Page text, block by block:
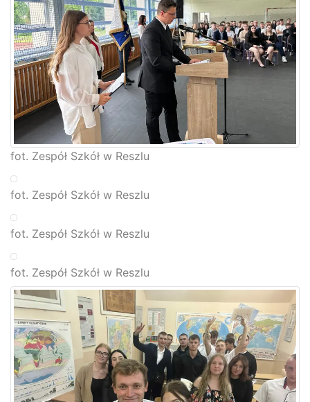
fot. Zespół Szkół w Reszlu
fot. Zespół Szkół w Reszlu
fot. Zespół Szkół w Reszlu
fot. Zespół Szkół w Reszlu